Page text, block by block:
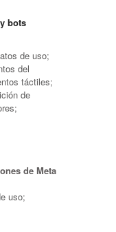
bots
de uso;
del
táctiles;
de
de Meta
uso;